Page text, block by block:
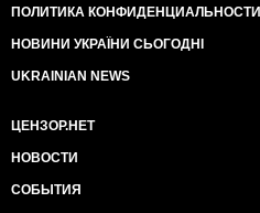
ПОЛИТИКА КОНФИДЕНЦИАЛЬНОСТИ
НОВИНИ УКРАЇНИ СЬОГОДНІ
UKRAINIAN NEWS
ЦЕНЗОР.НЕТ
НОВОСТИ
СОБЫТИЯ